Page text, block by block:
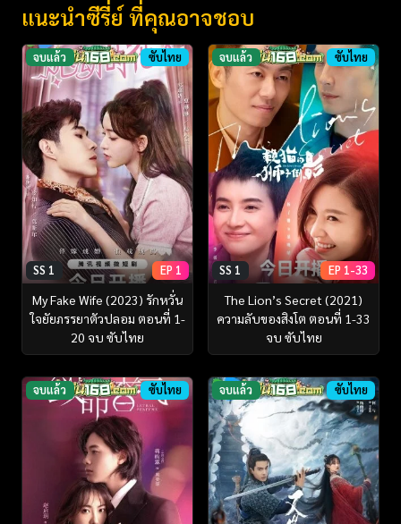
แนะนำซีรี่ย์ ที่คุณอาจชอบ
จบแล้ว ซับไทย
SS 1 EP 1
My Fake Wife (2023) รักหวั่น
ใจยัยภรรยาตัวปลอม ตอนที่ 1-
20 จบ ซับไทย
จบแล้ว ซับไทย
SS 1 EP 1-33
The Lion’s Secret (2021)
ความลับของสิงโต ตอนที่ 1-33
จบ ซับไทย
จบแล้ว ซับไทย จบแล้ว ซับไทย